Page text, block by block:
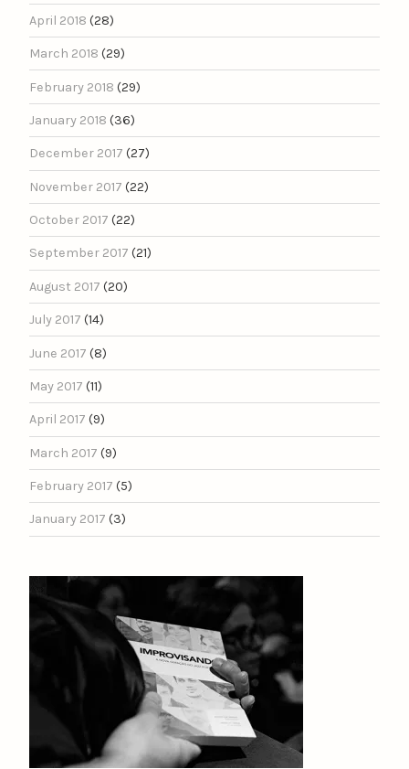
April 2018 (28)
March 2018 (29)
February 2018 (29)
January 2018 (36)
December 2017 (27)
November 2017 (22)
October 2017 (22)
September 2017 (21)
August 2017 (20)
July 2017 (14)
June 2017 (8)
May 2017 (11)
April 2017 (9)
March 2017 (9)
February 2017 (5)
January 2017 (3)